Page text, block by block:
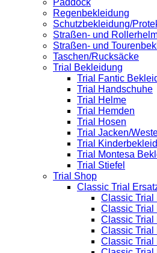
Paddock
Regenbekleidung
Schutzbekleidung/
Straßen- und
Straßen- und
Taschen/Rucksäcke
Trial Bekleidung
Trial Fantic
Trial Handschuhe
Trial Helme
Trial Hemden
Trial Hosen
Trial Jacken/
Trial
Trial Montesa
Trial Stiefel
Trial Shop
Classic Trial
Classic Trial
Classic Trial
Classic Trial
Classic Trial
Classic Trial